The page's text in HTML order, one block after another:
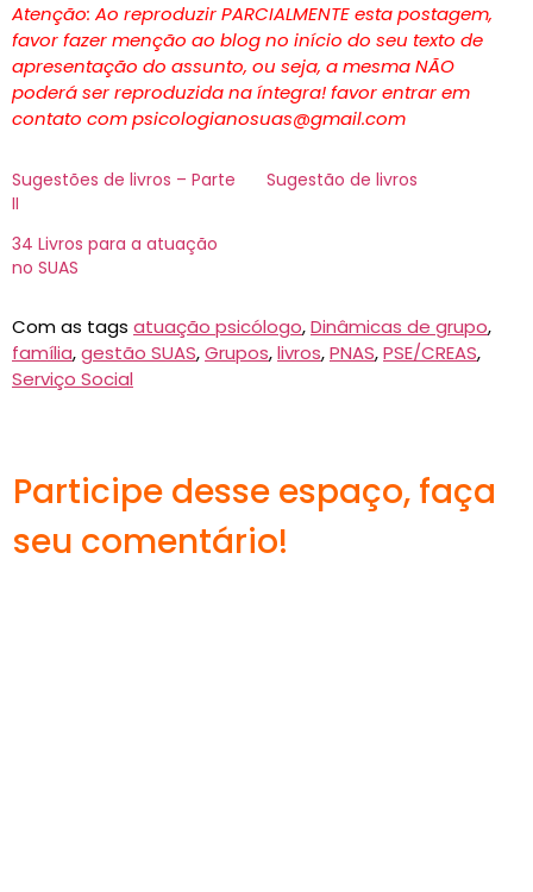
Atenção: Ao reproduzir PARCIALMENTE esta postagem,
favor fazer menção ao blog no início do seu texto de
apresentação do assunto, ou seja, a mesma NÃO
poderá ser reproduzida na íntegra! favor entrar em
contato com psicologianosuas@gmail.com
Sugestões de livros – Parte
II
Sugestão de livros
34 Livros para a atuação
no SUAS
Com as tags atuação psicólogo,Dinâmicas de grupo,
família,gestão SUAS,Grupos,livros,PNAS,PSE/CREAS,
Serviço Social
Participe desse espaço, faça
seu comentário!